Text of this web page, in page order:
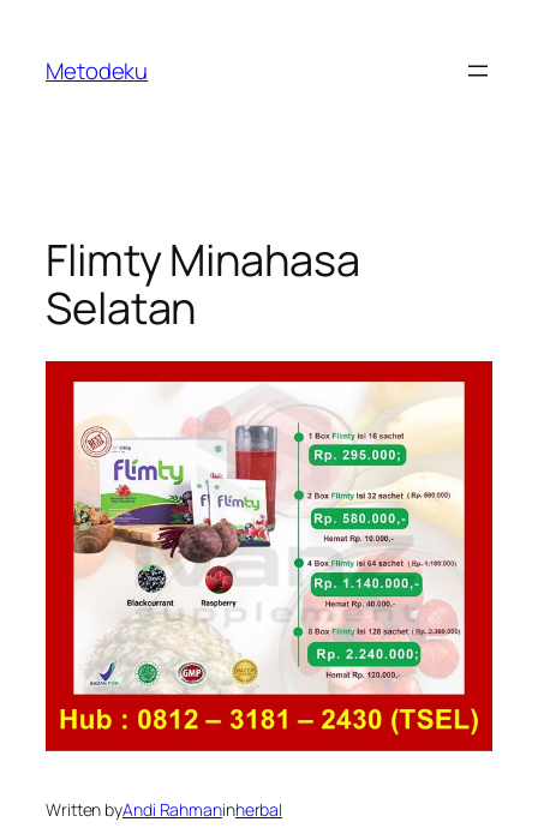
content
Metodeku
Flimty Minahasa
Selatan
Written byAndi Rahmaninherbal